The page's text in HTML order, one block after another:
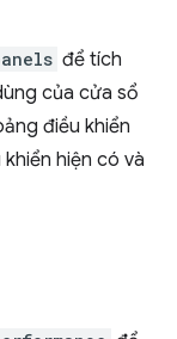
để tích
của cửa sổ
điều khiển
hiện có và